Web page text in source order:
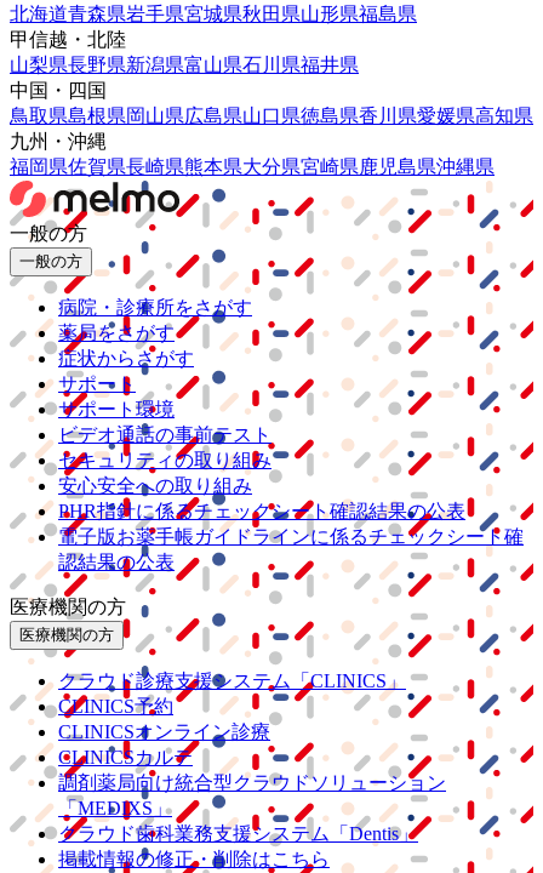
北海道青森県岩手県宮城県秋田県山形県福島県
甲信越・北陸
山梨県長野県新潟県富山県石川県福井県
中国・四国
鳥取県島根県岡山県広島県山口県徳島県香川県愛媛県高知県
九州・沖縄
福岡県佐賀県長崎県熊本県大分県宮崎県鹿児島県沖縄県
一般の方
一般の方
病院・診療所をさがす
薬局をさがす
症状からさがす
サポート
サポート環境
ビデオ通話の事前テスト
セキュリティの取り組み
安心安全への取り組み
PHR指針に係るチェックシート確認結果の公表
電子版お薬手帳ガイドラインに係るチェックシート確
認結果の公表
医療機関の方
医療機関の方
クラウド診療支援システム
「CLINICS」
CLINICS予約
CLINICSオンライン診療
CLINICSカルテ
調剤薬局向け統合型クラウドソリューション
「MEDIXS」
クラウド歯科業務支援システム
「Dentis」
掲載情報の修正・削除はこちら